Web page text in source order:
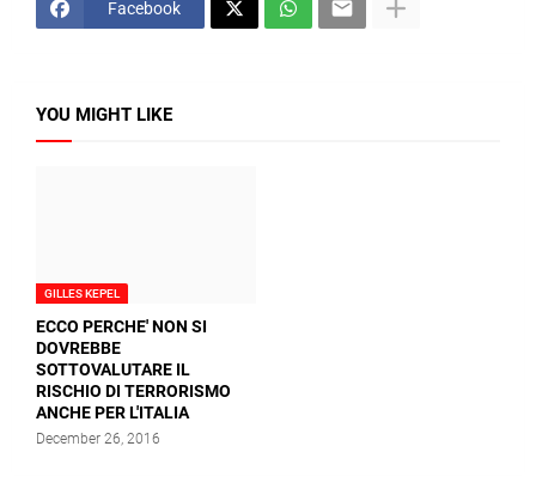
Facebook
YOU MIGHT LIKE
GILLES KEPEL
ECCO PERCHE' NON SI
DOVREBBE
SOTTOVALUTARE IL
RISCHIO DI TERRORISMO
ANCHE PER L'ITALIA
December 26, 2016